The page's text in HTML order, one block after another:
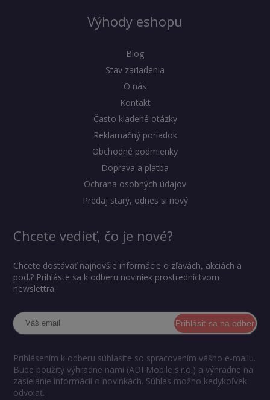
Výhody eshopu
Blog
Stav zariadenia
O nás
Kontakt
Často kladené otázky
Reklamačný poriadok
Obchodné podmienky
Doprava a platba
Ochrana osobných údajov
Predaj starý, odnes si nový
Chcete vedieť, čo je nové?
Chcete dostávať najnovšie informácie o zľavách, akciách a
pod.? Prihláste sa k odberu noviniek prostredníctvom
newslettra.
Prihlásiť sa na odber
Prihlásením k odberu súhlasíte so spracovaním vášho e-mailu.
Bude použitý výhradne nami (ADI Mobile s.r.o.) a výhradne na
zasielanie informácií o novinkách. Súhlas možno kedykoľvek
odvolať.